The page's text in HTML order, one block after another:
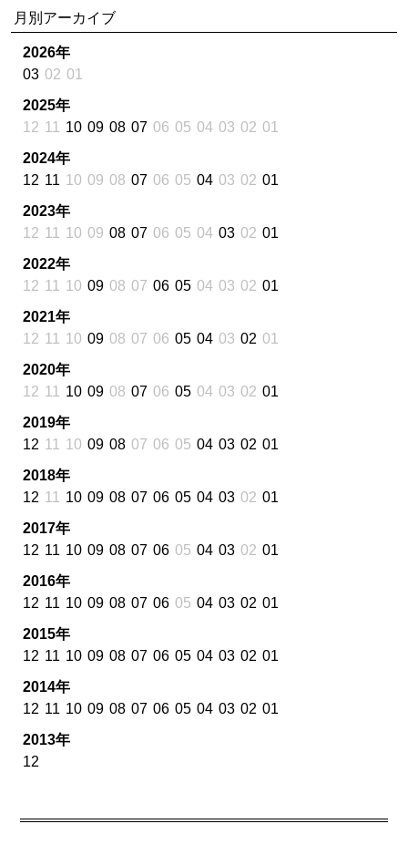
月別アーカイブ
2026年
03 02 01
2025年
12 11 10 09 08 07 06 05 04 03 02 01
2024年
12 11 10 09 08 07 06 05 04 03 02 01
2023年
12 11 10 09 08 07 06 05 04 03 02 01
2022年
12 11 10 09 08 07 06 05 04 03 02 01
2021年
12 11 10 09 08 07 06 05 04 03 02 01
2020年
12 11 10 09 08 07 06 05 04 03 02 01
2019年
12 11 10 09 08 07 06 05 04 03 02 01
2018年
12 11 10 09 08 07 06 05 04 03 02 01
2017年
12 11 10 09 08 07 06 05 04 03 02 01
2016年
12 11 10 09 08 07 06 05 04 03 02 01
2015年
12 11 10 09 08 07 06 05 04 03 02 01
2014年
12 11 10 09 08 07 06 05 04 03 02 01
2013年
12